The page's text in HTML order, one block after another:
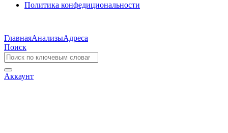
Политика конфедициональности
ГлавнаяАнализыАдреса
Поиск
Аккаунт